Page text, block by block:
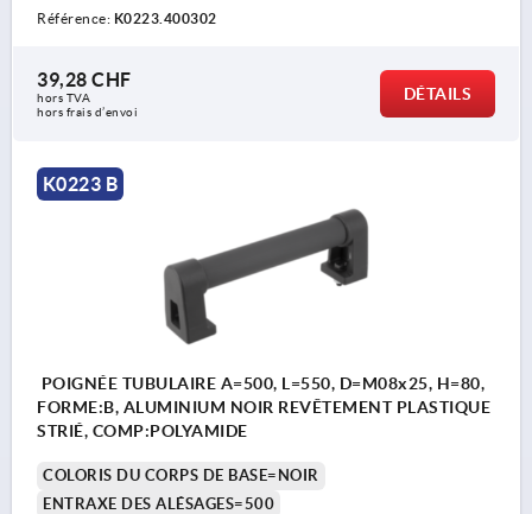
Référence: K0223.400302
39,28 CHF
hors TVA
hors frais d’envoi
DÉTAILS
K0223 B
POIGNÉE TUBULAIRE A=500, L=550, D=M08x25, H=80,
FORME:B, ALUMINIUM NOIR REVÊTEMENT PLASTIQUE
STRIÉ, COMP:POLYAMIDE
COLORIS DU CORPS DE BASE=NOIR
ENTRAXE DES ALÉSAGES=500